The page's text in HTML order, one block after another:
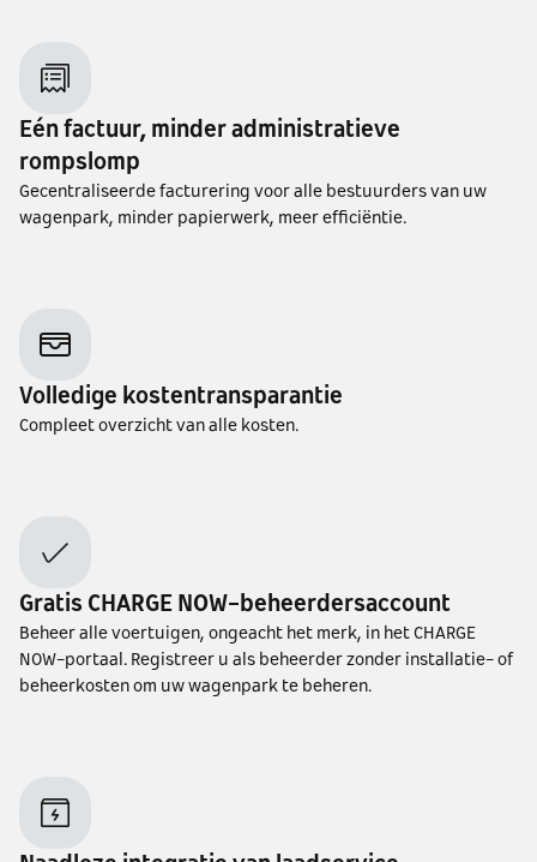
Eén factuur, minder administratieve
rompslomp
Gecentraliseerde facturering voor alle bestuurders van uw
wagenpark, minder papierwerk, meer efficiëntie.
Volledige kostentransparantie
Compleet overzicht van alle kosten.
Gratis CHARGE NOW-beheerdersaccount
Beheer alle voertuigen, ongeacht het merk, in het CHARGE
NOW-portaal. Registreer u als beheerder zonder installatie- of
beheerkosten om uw wagenpark te beheren.